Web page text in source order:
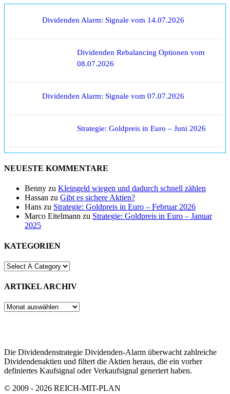
Dividenden Alarm: Signale vom 14.07.2026
Dividenden Rebalancing Optionen vom
08.07.2026
Dividenden Alarm: Signale vom 07.07.2026
Strategie: Goldpreis in Euro – Juni 2026
NEUESTE KOMMENTARE
Benny zu Kleingeld wiegen und dadurch schnell zählen
Hassan zu Gibt es sichere Aktien?
Hans zu Strategie: Goldpreis in Euro – Februar 2026
Marco Eitelmann zu Strategie: Goldpreis in Euro – Januar
2025
KATEGORIEN
ARTIKEL ARCHIV
ARTIKEL
Die Dividendenstrategie Dividenden-Alarm überwacht zahlreiche
Dividendenaktien und filtert die Aktien heraus, die ein vorher
definiertes Kaufsignal oder Verkaufsignal generiert haben.
© 2009 - 2026 REICH-MIT-PLAN